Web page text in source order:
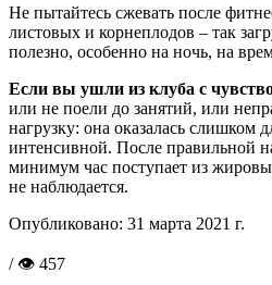
Не пытайтесь сжевать после
листовых и корнеплодов – так
полезно, особенно на ночь, на
Если вы ушли из клуба с
или не поели до занятий, или
нагрузку: она оказалась слишком
интенсивной. После правильной
минимум час поступает из
не наблюдается.
Опубликовано: 31 марта 2021 г.
/ 👁 457